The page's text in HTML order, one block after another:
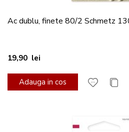
Ac dublu, finete 80/2 Schmetz
19,90 lei
Adauga in cos